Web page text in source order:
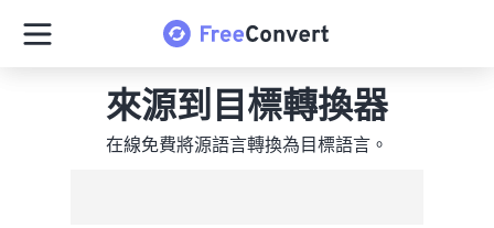
來源到目標轉換器
在線免費將源語言轉換為目標語言。